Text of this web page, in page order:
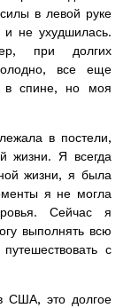
в левой руке
и не ухудшилась.
при долгих
все еще
в спине, но моя
в постели,
жизни. Я всегда
жизни, я была
я не могла
Сейчас я
выполнять всю
с
США, это долгое